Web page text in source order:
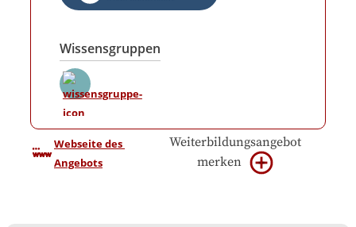
Wissensgruppen
Webseite des
Angebots
Weiterbildungsangebot
merken